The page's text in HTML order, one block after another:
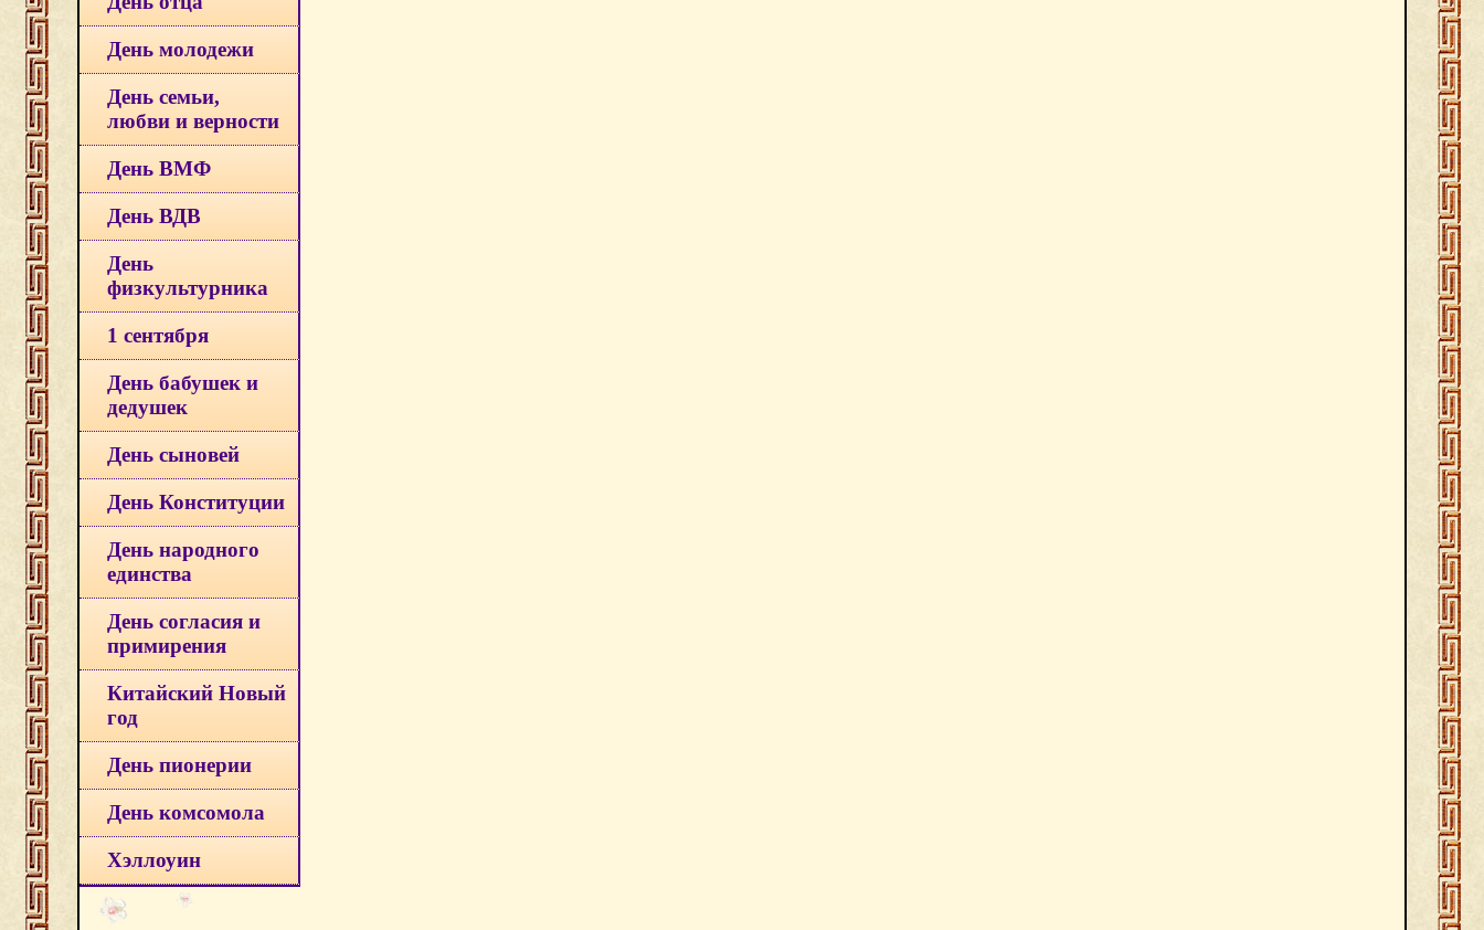
День молодежи
День семьи,
любви и верности
День ВМФ
День ВДВ
День
физкультурника
1 сентября
День бабушек и
дедушек
День сыновей
День Конституции
День народного
единства
День согласия и
примирения
Китайский Новый
год
День пионерии
День комсомола
Хэллоуин